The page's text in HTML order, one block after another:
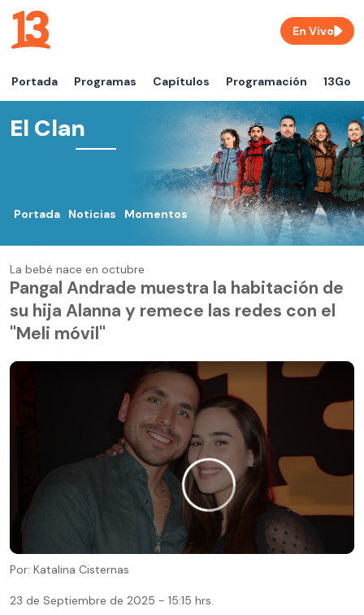
Portada Programas Capítulos Programación 13Go
En Vivo
El Clan
Portada Noticias Momentos
La bebé nace en octubre
Pangal Andrade muestra la habitación de
su hija Alanna y remece las redes con el
"Meli móvil"
Por: Katalina Cisternas
23 de Septiembre de 2025 - 15:15 hrs.